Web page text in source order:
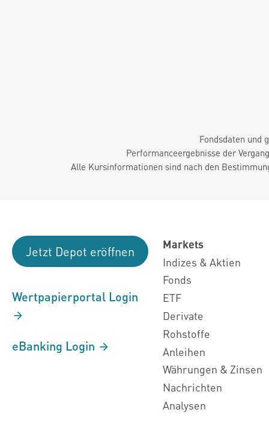
Fondsdaten und
Performanceergebnisse der
Alle Kursinformationen sind nach den
Jetzt Depot eröffnen
Wertpapierportal Login
eBanking Login
Markets
Indizes & Aktien
Fonds
ETF
Derivate
Rohstoffe
Anleihen
Währungen & Zinsen
Nachrichten
Analysen